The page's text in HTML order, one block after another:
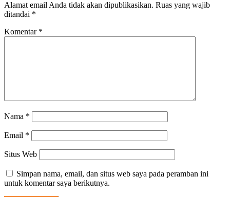
Alamat email Anda tidak akan dipublikasikan. Ruas yang wajib
ditandai *
Komentar *
Nama *
Email *
Situs Web
Simpan nama, email, dan situs web saya pada peramban ini
untuk komentar saya berikutnya.